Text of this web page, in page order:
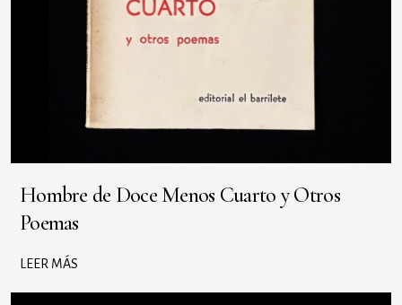
Hombre de Doce Menos Cuarto y Otros
Poemas
LEER MÁS